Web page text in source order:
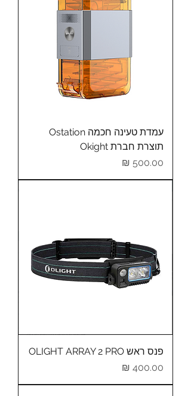
עמדת טעינה חכמה Ostation
תוצרת חברת Okight
מחיר
פנס ראש OLIGHT ARRAY 2 PRO
מחיר